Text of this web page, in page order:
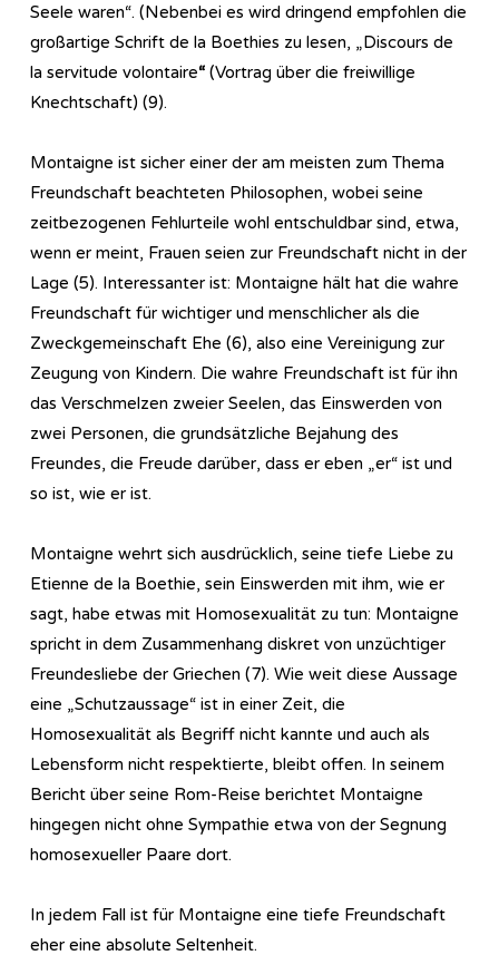
Seele waren“. (Nebenbei es wird dringend empfohlen die
großartige Schrift de la Boethies zu lesen, „Discours de
la servitude volontaire“ (Vortrag über die freiwillige
Knechtschaft) (9).
Montaigne ist sicher einer der am meisten zum Thema
Freundschaft beachteten Philosophen, wobei seine
zeitbezogenen Fehlurteile wohl entschuldbar sind, etwa,
wenn er meint, Frauen seien zur Freundschaft nicht in der
Lage (5). Interessanter ist: Montaigne hält hat die wahre
Freundschaft für wichtiger und menschlicher als die
Zweckgemeinschaft Ehe (6), also eine Vereinigung zur
Zeugung von Kindern. Die wahre Freundschaft ist für ihn
das Verschmelzen zweier Seelen, das Einswerden von
zwei Personen, die grundsätzliche Bejahung des
Freundes, die Freude darüber, dass er eben „er“ ist und
so ist, wie er ist.
Montaigne wehrt sich ausdrücklich, seine tiefe Liebe zu
Etienne de la Boethie, sein Einswerden mit ihm, wie er
sagt, habe etwas mit Homosexualität zu tun: Montaigne
spricht in dem Zusammenhang diskret von unzüchtiger
Freundesliebe der Griechen (7). Wie weit diese Aussage
eine „Schutzaussage“ ist in einer Zeit, die
Homosexualität als Begriff nicht kannte und auch als
Lebensform nicht respektierte, bleibt offen. In seinem
Bericht über seine Rom-Reise berichtet Montaigne
hingegen nicht ohne Sympathie etwa von der Segnung
homosexueller Paare dort.
In jedem Fall ist für Montaigne eine tiefe Freundschaft
eher eine absolute Seltenheit.